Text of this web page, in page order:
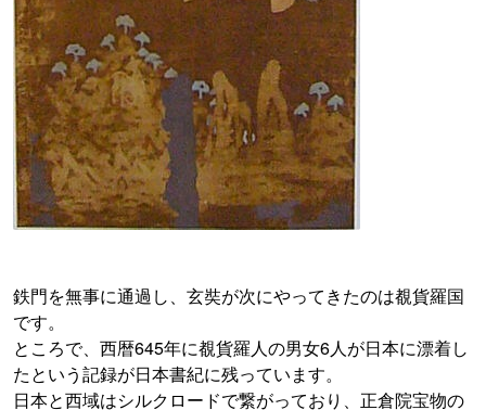
鉄門を無事に通過し、玄奘が次にやってきたのは覩貨羅国
です。
ところで、西暦645年に覩貨羅人の男女6人が日本に漂着し
たという記録が日本書紀に残っています。
日本と西域はシルクロードで繋がっており、正倉院宝物の